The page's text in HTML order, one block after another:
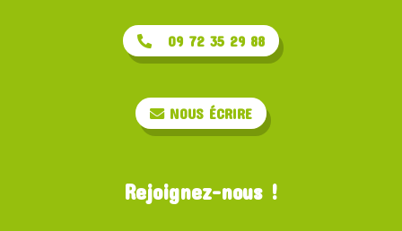
09 72 35 29 88
NOUS ÉCRIRE
Rejoignez-nous !